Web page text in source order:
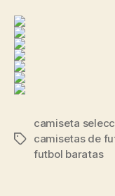
Etiquetas
camiseta
camisetas de
futbol baratas